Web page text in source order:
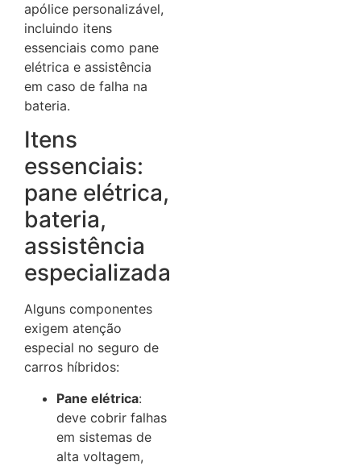
apólice personalizável,
incluindo itens
essenciais como pane
elétrica e assistência
em caso de falha na
bateria.
Itens
essenciais:
pane elétrica,
bateria,
assistência
especializada
Alguns componentes
exigem atenção
especial no seguro de
carros híbridos:
Pane elétrica:
deve cobrir falhas
em sistemas de
alta voltagem,